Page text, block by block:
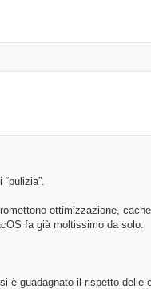
ottimizzazione,
fa già moltissimo da solo.
è guadagnato il rispetto